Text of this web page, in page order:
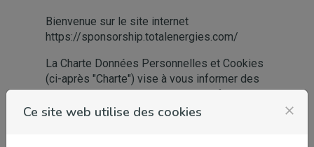
Bienvenue sur le site internet
https://sponsorship.totalenergies.com/
La Charte Données Personnelles et Cookies
(ci-après "Charte") vise à vous informer des
droits et libertés que vous pouvez faire
valoir à l'égard de notre utilisation de vos
Ce site web utilise des cookies close